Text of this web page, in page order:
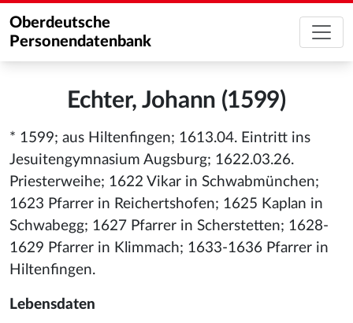
Oberdeutsche
Personendatenbank
Echter, Johann (1599)
* 1599; aus Hiltenfingen; 1613.04. Eintritt ins
Jesuitengymnasium Augsburg; 1622.03.26.
Priesterweihe; 1622 Vikar in Schwabmünchen;
1623 Pfarrer in Reichertshofen; 1625 Kaplan in
Schwabegg; 1627 Pfarrer in Scherstetten; 1628-
1629 Pfarrer in Klimmach; 1633-1636 Pfarrer in
Hiltenfingen.
Lebensdaten